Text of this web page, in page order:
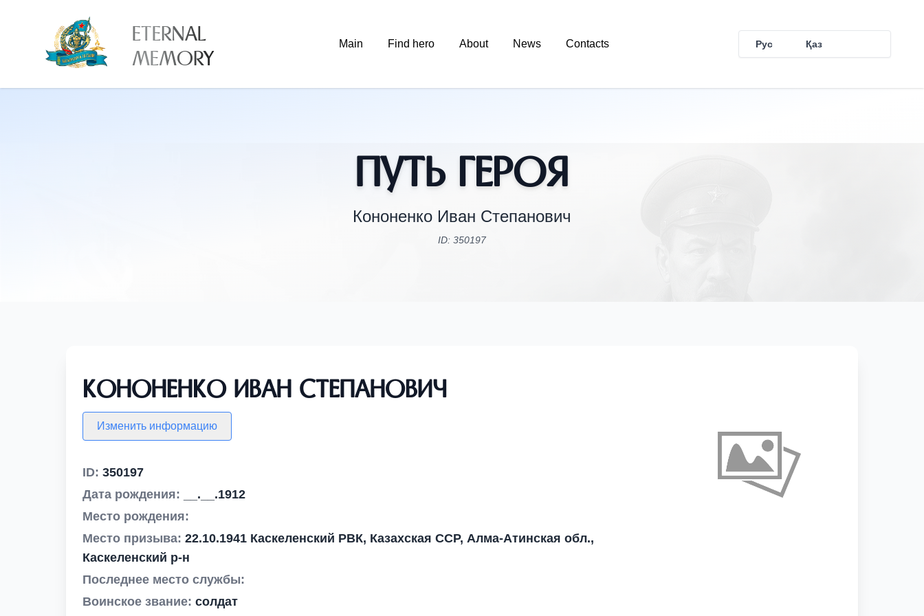
ETERNAL
MEMORY
Main Find hero About News Contacts Рус Қаз
Путь Героя
Кононенко Иван Степанович
ID: 350197
Кононенко Иван Степанович
Изменить информацию
ID: 350197
Дата рождения:
__.__.1912
Место рождения:
Место призыва: 22.10.1941 Каскеленский РВК, Казахская ССР, Алма-Атинская обл.,
Каскеленский р-н
Последнее место службы:
Воинское звание: солдат